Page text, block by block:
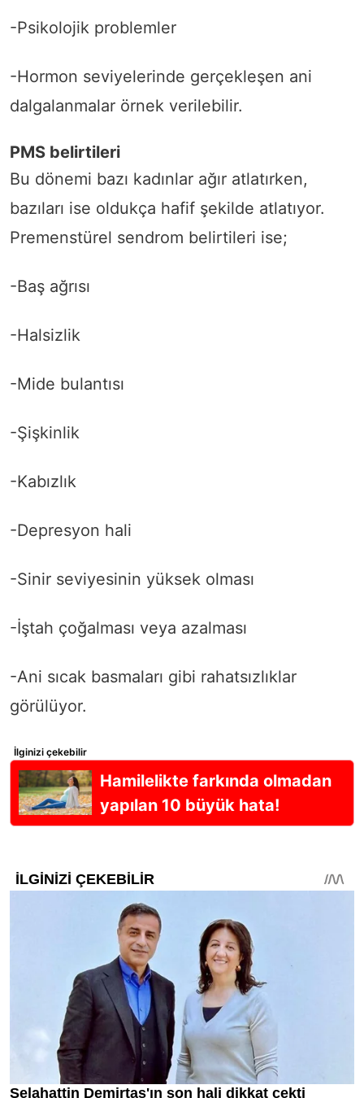
-Psikolojik problemler
-Hormon seviyelerinde gerçekleşen ani
dalgalanmalar örnek verilebilir.
PMS belirtileri
Bu dönemi bazı kadınlar ağır atlatırken,
bazıları ise oldukça hafif şekilde atlatıyor.
Premenstürel sendrom belirtileri ise;
-Baş ağrısı
-Halsizlik
-Mide bulantısı
-Şişkinlik
-Kabızlık
-Depresyon hali
-Sinir seviyesinin yüksek olması
-İştah çoğalması veya azalması
-Ani sıcak basmaları gibi rahatsızlıklar
görülüyor.
İlginizi çekebilir
Hamilelikte farkında olmadan
yapılan 10 büyük hata!